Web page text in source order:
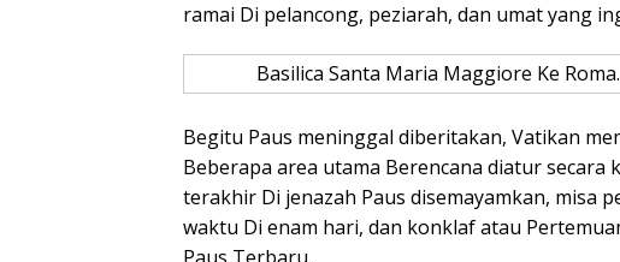
ramai Di pelancong, peziarah, dan umat yang
Basilica Santa Maria Maggiore Ke
Begitu Paus meninggal diberitakan, Vatikan
Beberapa area utama Berencana diatur
terakhir Di jenazah Paus disemayamkan, misa
waktu Di enam hari, dan konklaf atau